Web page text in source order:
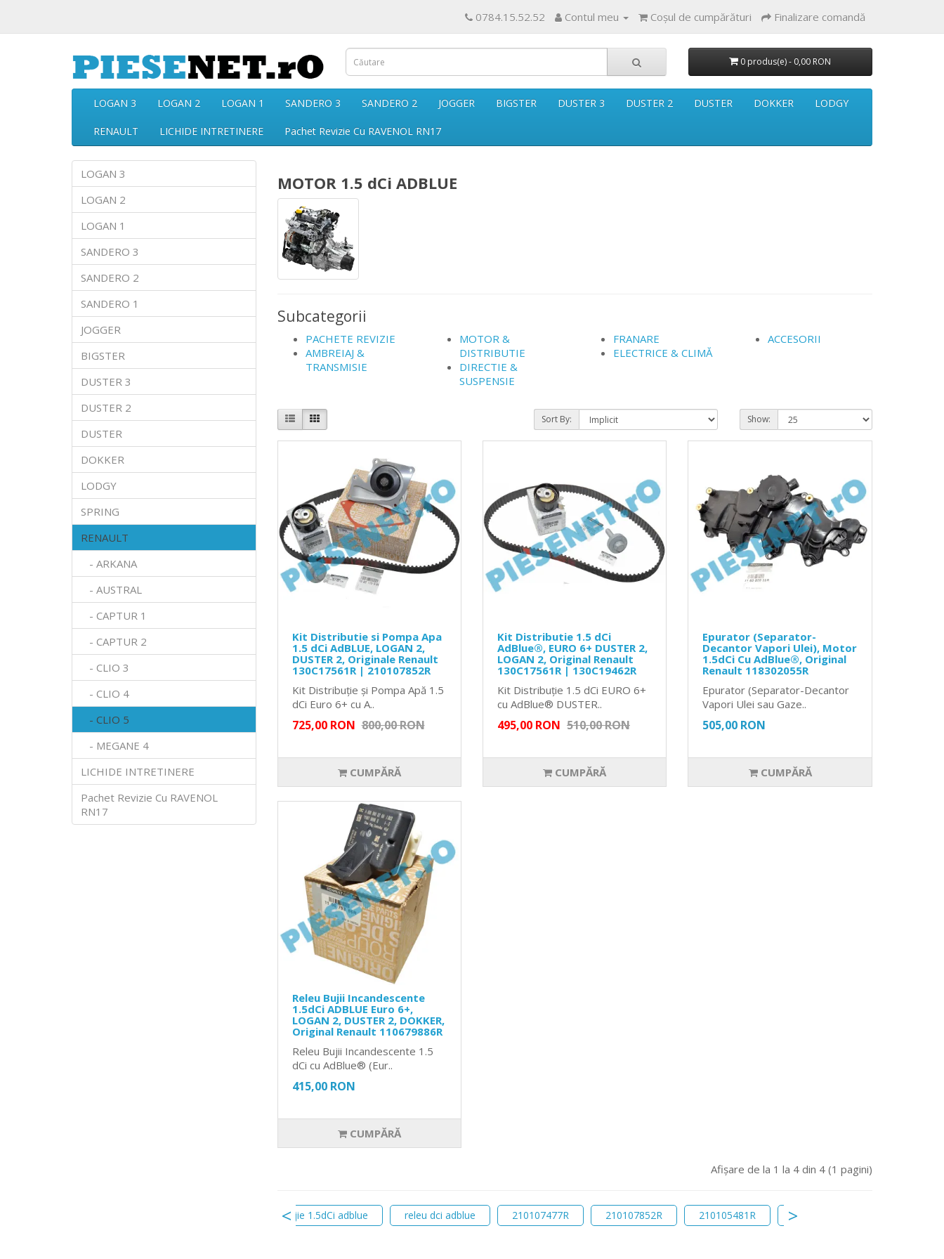
0784.15.52.52 Contul meu Coşul de cumpărături Finalizare comandă
0 produs(e) - 0,00 RON
LOGAN 3 LOGAN 2 LOGAN 1 SANDERO 3 SANDERO 2 JOGGER BIGSTER DUSTER 3 DUSTER 2 DUSTER DOKKER LODGY
RENAULT LICHIDE INTRETINERE Pachet Revizie Cu RAVENOL RN17
LOGAN 3
LOGAN 2
LOGAN 1
SANDERO 3
SANDERO 2
SANDERO 1
JOGGER
BIGSTER
DUSTER 3
DUSTER 2
DUSTER
DOKKER
LODGY
SPRING
RENAULT
- ARKANA
- AUSTRAL
- CAPTUR 1
- CAPTUR 2
- CLIO 3
- CLIO 4
- CLIO 5
- MEGANE 4
LICHIDE INTRETINERE
Pachet Revizie Cu RAVENOL
RN17
MOTOR 1.5 dCi ADBLUE
Subcategorii
PACHETE REVIZIE
AMBREIAJ &
TRANSMISIE
MOTOR &
DISTRIBUTIE
DIRECTIE &
SUSPENSIE
FRANARE
ELECTRICE & CLIMĂ
ACCESORII
Sort By: Show:
Kit Distributie si Pompa Apa
1.5 dCi AdBLUE, LOGAN 2,
DUSTER 2, Originale Renault
130C17561R | 210107852R
Kit Distribuție și Pompa Apă 1.5
dCi Euro 6+ cu A..
725,00 RON 800,00 RON
CUMPĂRĂ
Kit Distributie 1.5 dCi
AdBlue®, EURO 6+ DUSTER 2,
LOGAN 2, Original Renault
130C17561R | 130C19462R
Kit Distribuție 1.5 dCi EURO 6+
cu AdBlue® DUSTER..
495,00 RON 510,00 RON
CUMPĂRĂ
Epurator (Separator-
Decantor Vapori Ulei), Motor
1.5dCi Cu AdBlue®, Original
Renault 118302055R
Epurator (Separator-Decantor
Vapori Ulei sau Gaze..
505,00 RON
CUMPĂRĂ
Releu Bujii Incandescente
1.5dCi ADBLUE Euro 6+,
LOGAN 2, DUSTER 2, DOKKER,
Original Renault 110679886R
Releu Bujii Incandescente 1.5
dCi cu AdBlue® (Eur..
415,00 RON
CUMPĂRĂ
Afişare de la 1 la 4 din 4 (1 pagini)
releu bujie 1.5dCi adblue releu dci adblue 210107477R 210107852R 210105481R releu